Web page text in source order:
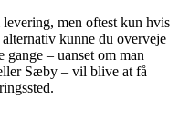
men oftest kun hvis
kunne du overveje
gange – uanset om man
Sæby – vil blive at få